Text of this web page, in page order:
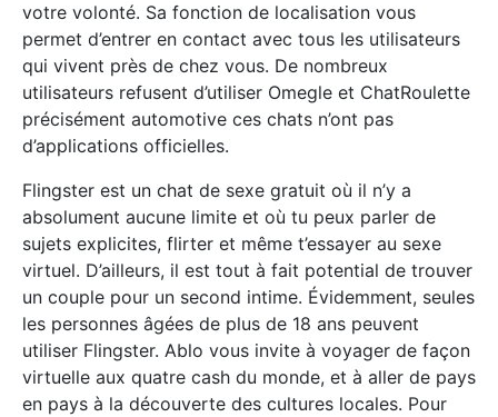
votre volonté. Sa fonction de localisation vous
permet d’entrer en contact avec tous les utilisateurs
qui vivent près de chez vous. De nombreux
utilisateurs refusent d’utiliser Omegle et ChatRoulette
précisément automotive ces chats n’ont pas
d’applications officielles.
Flingster est un chat de sexe gratuit où il n’y a
absolument aucune limite et où tu peux parler de
sujets explicites, flirter et même t’essayer au sexe
virtuel. D’ailleurs, il est tout à fait potential de trouver
un couple pour un second intime. Évidemment, seules
les personnes âgées de plus de 18 ans peuvent
utiliser Flingster. Ablo vous invite à voyager de façon
virtuelle aux quatre cash du monde, et à aller de pays
en pays à la découverte des cultures locales. Pour